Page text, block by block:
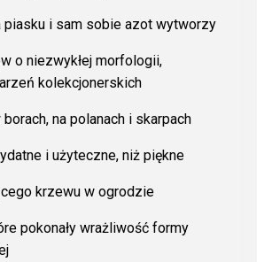
piasku i sam sobie azot wytworzy
o niezwykłej morfologii,
kolekcjonerskich
na polanach i skarpach
i użyteczne, niż piękne
krzewu w ogrodzie
pokonały wrażliwość formy